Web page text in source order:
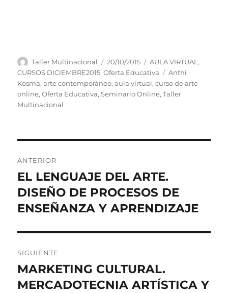
Autor
Taller Multinacional
Publicado
el
20/10/2015 Categorías
AULA VIRTUAL ,
CURSOS DICIEMBRE2015,Oferta Educativa Etiquetas
Anthi
Kosma,arte contemporáneo,aula virtual,curso de arte
online,Oferta Educativa,Seminario Online,Taller
Multinacional
de
entradas
ANTERIOR
Entrada
anterior:
EL LENGUAJE DEL ARTE.
DISEÑO DE PROCESOS DE
ENSEÑANZA Y APRENDIZAJE
SIGUIENTE
Entrada
siguiente:
MARKETING CULTURAL.
MERCADOTECNIA ARTÍSTICA Y